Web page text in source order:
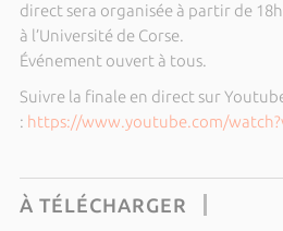
direct sera organisée à partir de
à l’Université de Corse.
Événement ouvert à tous.
Suivre la finale en direct sur
: https://www.youtube.com/
À TÉLÉCHARGER